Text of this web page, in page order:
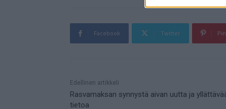
Facebook Twitter
Mainos
Edellinen artikkeli
Rasvamaksan synnystä aivan uutta ja
tietoa